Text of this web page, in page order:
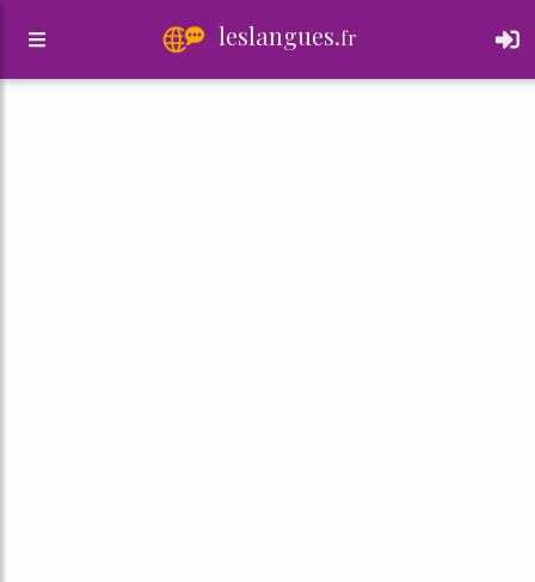
leslangues.fr